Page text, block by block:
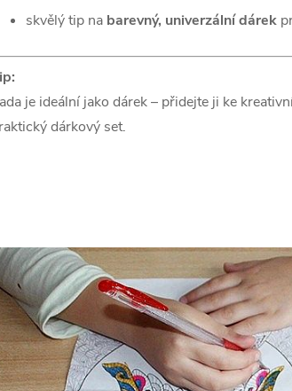
skvělý tip na barevný, univerzální dárek
je ideální jako dárek – přidejte ji ke
dárkový set.